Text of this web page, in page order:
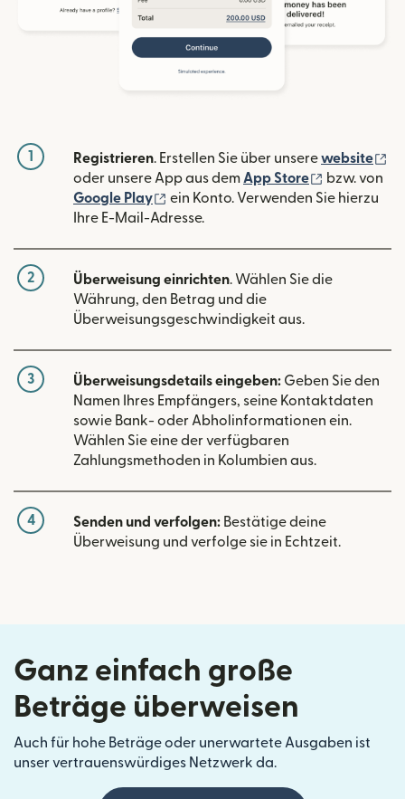
1 Registrieren. Erstellen Sie über unserewebsite
oder unsere App aus dem App Store (wird in
bzw. von
Google Play
(wird in einem neuen Fenster
ein Konto. Verwenden Sie hierzu
Ihre E-Mail-Adresse.
2 Überweisung einrichten. Wählen Sie die
Währung, den Betrag und die
Überweisungsgeschwindigkeit aus.
3 Überweisungsdetails eingeben: Geben Sie den
Namen Ihres Empfängers, seine Kontaktdaten
sowie Bank- oder Abholinformationen ein.
Wählen Sie eine der verfügbaren
Zahlungsmethoden in Kolumbien aus.
4 Senden und verfolgen: Bestätige deine
Überweisung und verfolge sie in Echtzeit.
Ganz einfach große
Beträge überweisen
Auch für hohe Beträge oder unerwartete Ausgaben ist
unser vertrauenswürdiges Netzwerk da.